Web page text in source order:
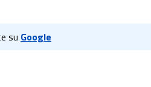
su Google